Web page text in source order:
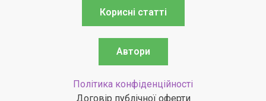
Корисні статті
Автори
Політика конфіденційності
Договір публічної оферти